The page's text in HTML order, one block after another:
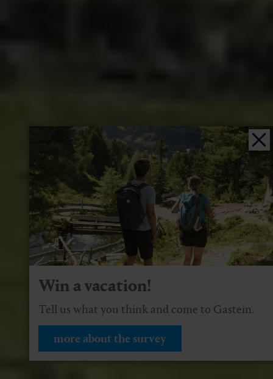
Win a vacation!
Tell us what you think and come to Gastein.
more about the survey